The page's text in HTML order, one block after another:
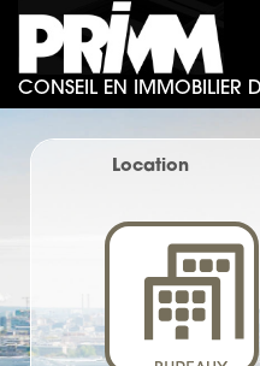
CONSEIL EN IMMOBILIER
Location